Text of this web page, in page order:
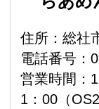
住所：総社
電話番号：
営業時間：
1：00（